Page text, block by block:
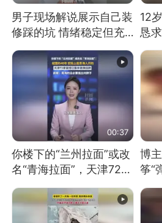
男子现场解说展示自己装
修踩的坑 情绪稳定但充
满无奈 每处都有精心设
计 但每处都有瑕疵 网
友：一开始我没笑 但看
到洗手盆我没绷住
12
恳
可
00:37
你楼下的“兰州拉面”或改
名“青海拉面”，天津72家
面馆已集体更换招牌
博
筝“
像
吗
不